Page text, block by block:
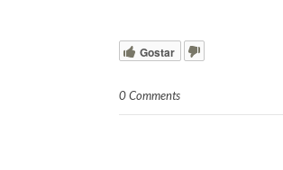
Gostar
0 Comments